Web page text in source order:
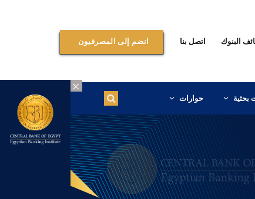
×
البنوك اتصل بنا انضم إلى المصرفيون
بحثية حوارات